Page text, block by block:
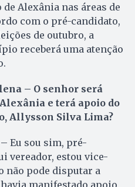
Alexânia nas áreas de
com o pré-candidato,
de outubro, a
receberá uma atenção
– O senhor será
e terá apoio do
Allysson Silva Lima?
Eu sou sim, pré-
vereador, estou vice-
não pode disputar a
manifestado apoio